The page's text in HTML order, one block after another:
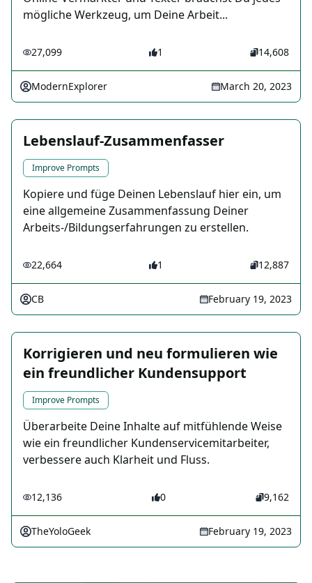
mögliche Werkzeug, um Deine Arbeit...
27,099 1 14,608
ModernExplorer March 20, 2023
Lebenslauf-Zusammenfasser
Improve Prompts
Kopiere und füge Deinen Lebenslauf hier ein, um
eine allgemeine Zusammenfassung Deiner
Arbeits-/Bildungserfahrungen zu erstellen.
22,664 1 12,887
CB February 19, 2023
Korrigieren und neu formulieren wie
ein freundlicher Kundensupport
Improve Prompts
Überarbeite Deine Inhalte auf mitfühlende Weise
wie ein freundlicher Kundenservicemitarbeiter,
verbessere auch Klarheit und Fluss.
12,136 0 9,162
TheYoloGeek February 19, 2023